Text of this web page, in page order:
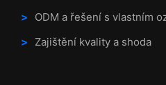
ODM a řešení s vlastním
Zajištění kvality a shoda